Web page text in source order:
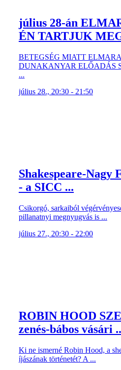
július 28-án
ÉN TARTJUK
BETEGSÉG MIATT
DUNAKANYAR ELŐADÁS
...
július 28., 20:30 - 21:50
Shakespeare-
- a SICC ...
Csikorgó, sarkaiból
pillanatnyi megnyugvás is ...
július 27., 20:30 - 22:00
ROBIN HOOD
zenés-bábos vásári
Ki ne ismerné Robin Hood, a
íjászának történetét? A ...